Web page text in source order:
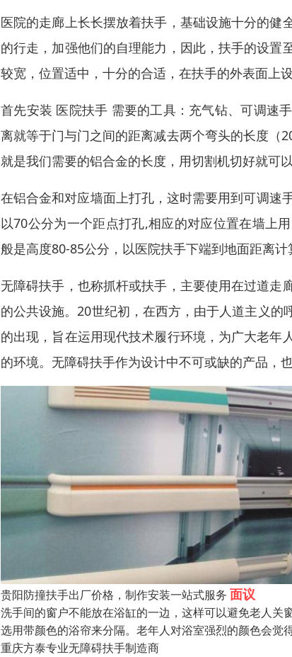
医院的走廊上长长摆放着扶手，基础设施十分的
的行走，加强他们的自理能力，因此，扶手的设
较宽，位置适中，十分的合适，在扶手的外表面上
首先安装 医院扶手 需要的工具：充气钻、可调速
离就等于门与门之间的距离减去两个弯头的长度（
就是我们需要的铝合金的长度，用切割机切好就可
在铝合金和对应墙面上打孔，这时需要用到可调速
以70公分为一个距点打孔,相应的对应位置在墙上
般是高度80-85公分，以医院扶手下端到地面距离计
无障碍扶手，也称抓杆或扶手，主要使用在过道
的公共设施。20世纪初，在西方，由于人道主义
的出现，旨在运用现代技术履行环境，为广大老
的环境。无障碍扶手作为设计中不可或缺的产品，也
贵阳防撞扶手出厂价格，制作安装一站式服务 面议
洗手间的窗户不能放在浴缸的一边，这样可以避免老人
选用带颜色的浴帘来分隔。老年人对浴室强烈的颜色会
重庆方泰专业无障碍扶手制造商